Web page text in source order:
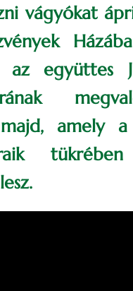
vágyókat
az együttes
amely a